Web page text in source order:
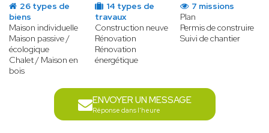
26 types de
biens
Maison individuelle
Maison passive /
écologique
Chalet / Maison en
bois
14 types de
travaux
Construction neuve
Rénovation
Rénovation
énergétique
7 missions
Plan
Permis de construire
Suivi de chantier
ENVOYER UN MESSAGE
Réponse dans l'heure